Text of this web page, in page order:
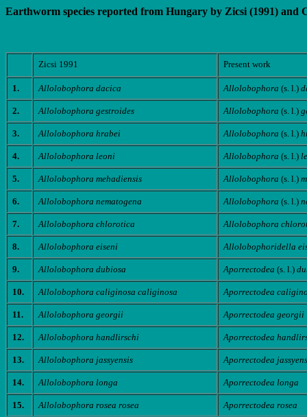
Earthworm species reported from Hungary by Zicsi (1991) and
Zicsi 1991 Present work
1. Allolobophora dacica Allolobophora (s. l.)
2. Allolobophora gestroides Allolobophora (s. l.)
3. Allolobophora hrabei Allolobophora (s. l.)
4. Allolobophora leoni Allolobophora (s. l.)
5. Allolobophora mehadiensis Allolobophora (s. l.)
6. Allolobophora nematogena Allolobophora (s. l.)
7. Allolobophora chlorotica Allolobophora
8. Allolobophora eiseni Allolobophoridella
9. Allolobophora dubiosa Aporrectodea (s. l.)
10. Allolobophora caliginosa caliginosa Aporrectodea
11. Allolobophora georgii Aporrectodea georgii
12. Allolobophora handlirschi Aporrectodea
13. Allolobophora jassyensis Aporrectodea
14. Allolobophora longa Aporrectodea longa
15. Allolobophora rosea rosea Aporrectodea rosea